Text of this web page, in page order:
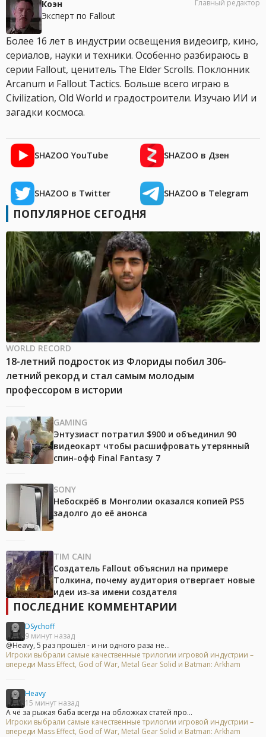
Коэн
Эксперт по Fallout
Главный редактор
Более 16 лет в индустрии освещения видеоигр, кино,
сериалов, науки и техники. Особенно разбираюсь в
серии Fallout, ценитель The Elder Scrolls. Поклонник
Arcanum и Fallout Tactics. Больше всего играю в
Civilization, Old World и градостроители. Изучаю ИИ и
загадки космоса.
SHAZOO YouTube SHAZOO в Дзен
SHAZOO в Twitter SHAZOO в Telegram
ПОПУЛЯРНОЕ СЕГОДНЯ
WORLD RECORD
18-летний подросток из Флориды побил 306-
летний рекорд и стал самым молодым
профессором в истории
GAMING
Энтузиаст потратил $900 и объединил 90
видеокарт чтобы расшифровать утерянный
спин-офф Final Fantasy 7
SONY
Небоскрёб в Монголии оказался копией PS5
задолго до её анонса
TIM CAIN
Создатель Fallout объяснил на примере
Толкина, почему аудитория отвергает новые
идеи из-за имени создателя
ПОСЛЕДНИЕ КОММЕНТАРИИ
DSychoff
9 минут назад
@Heavy, 5 раз прошёл - и ни одного раза не...
Игроки выбрали самые качественные трилогии игровой индустрии –
впереди Mass Effect, God of War, Metal Gear Solid и Batman: Arkham
Heavy
15 минут назад
А чё за рыжая баба всегда на обложках статей про...
Игроки выбрали самые качественные трилогии игровой индустрии –
впереди Mass Effect, God of War, Metal Gear Solid и Batman: Arkham